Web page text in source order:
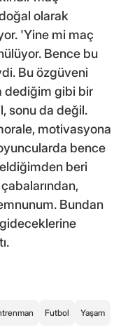
olarak
'Yine mi maç
Bence bu
Bu özgüveni
dediğim gibi bir
sonu da değil.
motivasyona
bence
beri
Bundan
Futbol Yaşam